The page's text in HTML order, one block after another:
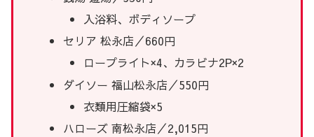
入浴料、ボディソープ
セリア 松永店／660円
ロープライト×4、カラビナ2P×2
ダイソー 福山松永店／550円
衣類用圧縮袋×5
ハローズ 南松永店／2,015円